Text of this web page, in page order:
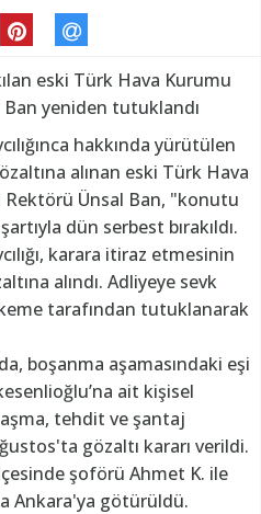
eski Türk Hava Kurumu
yeniden tutuklandı
hakkında yürütülen
alınan eski Türk Hava
Ünsal Ban, "konutu
dün serbest bırakıldı.
karara itiraz etmesinin
alındı. Adliyeye sevk
tarafından tutuklanarak
boşanma aşamasındaki eşi
ait kişisel
tehdit ve şantaj
gözaltı kararı verildi.
şoförü Ahmet K. ile
Ankara'ya götürüldü.